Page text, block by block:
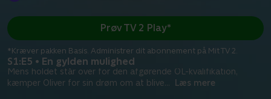
S1:E5 • En gylden mulighed
Mens holdet står over for den afgørende OL-kvalifikation,
kæmper Oliver for sin drøm om at blive... Læs mere
Prøv TV 2 Play*
*Kræver pakken Basis. Administrer dit abonnement på Mit TV 2.